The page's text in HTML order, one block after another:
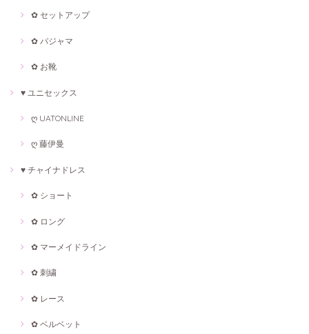
✿ セットアップ
✿ パジャマ
✿ お靴
♥ ユニセックス
ღ UATONLINE
ღ 藤伊曼
♥ チャイナドレス
✿ ショート
✿ ロング
✿ マーメイドライン
✿ 刺繍
✿ レース
✿ ベルベット